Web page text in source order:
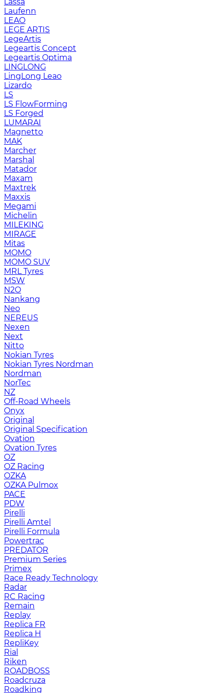
Laufenn
LEAO
LEGE ARTIS
LegeArtis
Legeartis Concept
Legeartis Optima
LINGLONG
LingLong Leao
Lizardo
LS
LS FlowForming
LS Forged
LUMARAI
Magnetto
MAK
Marcher
Marshal
Matador
Maxam
Maxtrek
Maxxis
Megami
Michelin
MILEKING
MIRAGE
Mitas
MOMO
MOMO SUV
MRL Tyres
MSW
N2O
Nankang
Neo
NEREUS
Nexen
Next
Nitto
Nokian Tyres
Nokian Tyres Nordman
Nordman
NorTec
NZ
Off-Road Wheels
Onyx
Original
Original Specification
Ovation
Ovation Tyres
OZ
OZ Racing
OZKA
OZKA Pulmox
PACE
PDW
Pirelli
Pirelli Amtel
Pirelli Formula
Powertrac
PREDATOR
Premium Series
Primex
Race Ready Technology
Radar
RC Racing
Remain
Replay
Replica FR
Replica H
RepliKey
Rial
Riken
ROADBOSS
Roadcruza
Roadking